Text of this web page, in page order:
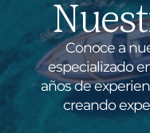
Conoce a
especializado
años de
creando